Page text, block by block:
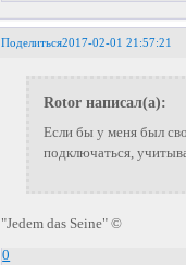
Поделиться2017-02-01 21:57:21
Rotor написал(а):
Если бы у меня был
подключаться,
"Jedem das Seine" ©
0